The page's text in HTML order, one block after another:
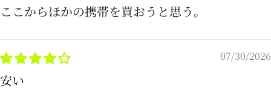
ここからほかの携帯を買おうと思う。
07/30/2026
安い